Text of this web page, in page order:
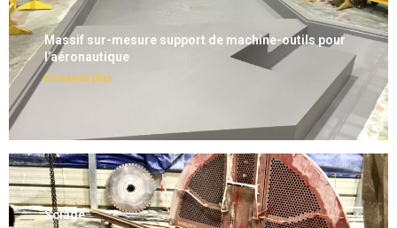
Massif sur-mesure support de machine-outils pour
l’aéronautique
En savoir plus
Sciage